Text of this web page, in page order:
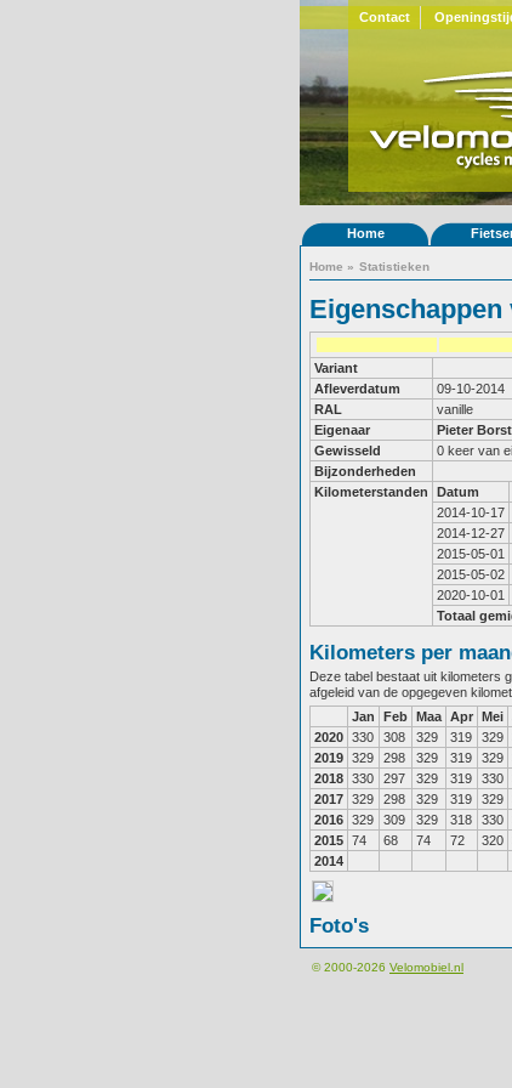
Contact
Home
Home » Statistieken
Eigenschappen
Variant
Afleverdatum
09-10-2014
RAL
vanille
Eigenaar
Pieter
Gewisseld
0 keer van
Bijzonderheden
Kilometerstanden
Datum
2014-10-17
2014-12-27
2015-05-01
2015-05-02
2020-10-01
Totaal
Kilometers per
Deze tabel bestaat uit kilometers
afgeleid van de opgegeven
Jan
Feb Maa Apr Mei
2020 330 308 329 319 329
2019 329 298 329 319 329
2018 330 297 329 319 330
2017 329 298 329 319 329
2016 329 309 329 318 330
2015 74 68 74 72 320
2014
Foto's
© 2000-2026 Velomobiel.nl